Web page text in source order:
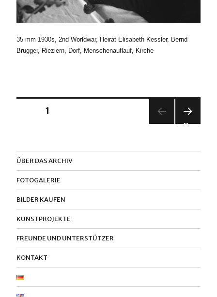
35 mm 1930s, 2nd Worldwar, Heirat Elisabeth Kessler, Bernd
Brugger, Riezlern, Dorf, Menschenauflauf, Kirche
Seitennummerierung
Beiträge
1
ÜBER DAS ARCHIV
FOTOGALERIE
BILDER KAUFEN
KUNSTPROJEKTE
FREUNDE UND UNTERSTÜTZER
KONTAKT